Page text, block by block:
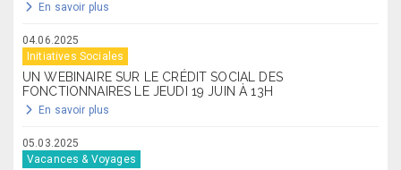
En savoir plus
04.06.2025
Initiatives Sociales
UN WEBINAIRE SUR LE CRÉDIT SOCIAL DES
FONCTIONNAIRES LE JEUDI 19 JUIN À 13H
En savoir plus
05.03.2025
Vacances & Voyages